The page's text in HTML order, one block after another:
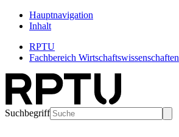
Hauptnavigation
Inhalt
RPTU
Fachbereich Wirtschaftswissenschaften
Suchbegriff